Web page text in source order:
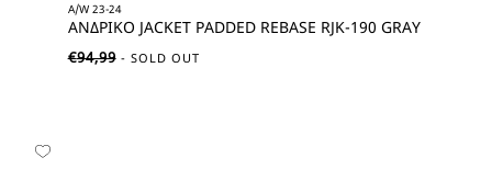
A/W 23-24
ΑΝΔΡΙΚΟ JACKET PADDED REBASE RJK-190 GRAY
€94,99